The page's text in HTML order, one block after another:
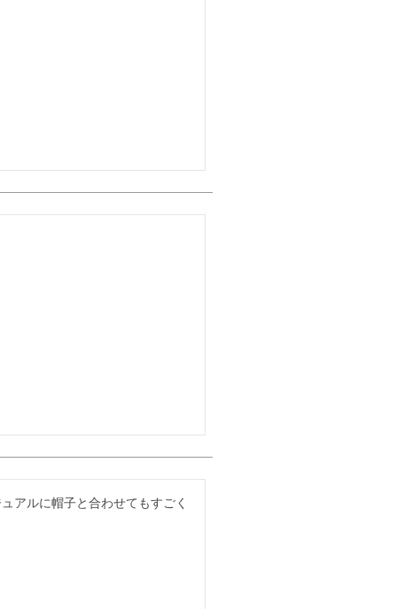
アルに帽子と合わせてもすごく